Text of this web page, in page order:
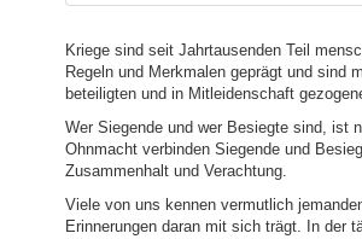
Kriege sind seit Jahrtausenden Teil
Regeln und Merkmalen geprägt und sind
beteiligten und in Mitleidenschaft
Wer Siegende und wer Besiegte sind, ist
Ohnmacht verbinden Siegende und
Zusammenhalt und Verachtung.
Viele von uns kennen vermutlich
Erinnerungen daran mit sich trägt. In der